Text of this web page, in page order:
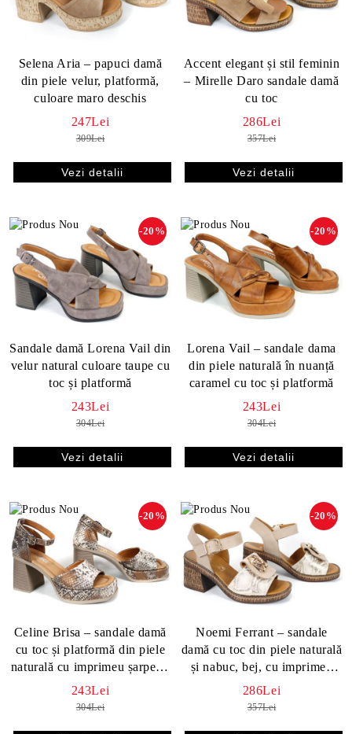
Selena Aria – papuci damă
din piele velur, platformă,
culoare maro deschis
247Lei
309Lei
Vezi detalii
Accent elegant și stil feminin
– Mirelle Daro sandale damă
cu toc
286Lei
357Lei
Vezi detalii
Sandale damă Lorena Vail din
velur natural culoare taupe cu
toc și platformă
-20%
243Lei
304Lei
Vezi detalii
Lorena Vail – sandale dama
din piele naturală în nuanță
caramel cu toc și platformă
-20%
243Lei
304Lei
Vezi detalii
Celine Brisa – sandale damă
cu toc și platformă din piele
naturală cu imprimeu șarpe în
nuanțe maro
-20%
243Lei
304Lei
Noemi Ferrant – sandale
damă cu toc din piele naturală
și nabuc, bej, cu imprimeu
snake
-20%
286Lei
357Lei